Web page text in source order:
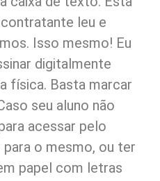
leu e
Isso mesmo! Eu
digitalmente
física. Basta marcar
seu aluno não
acessar pelo
o mesmo, ou ter
papel com letras